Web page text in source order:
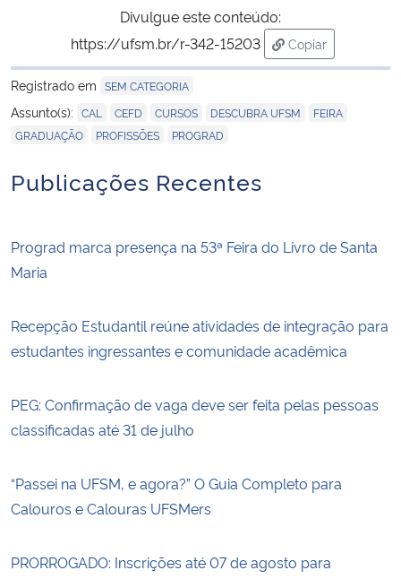
Divulgue este conteúdo:
https://ufsm.br/r-342-15203
Copiar
para área de
Registrado em SEM CATEGORIA
Assunto(s): CAL CEFD CURSOS DESCUBRA UFSM FEIRA
GRADUAÇÃO PROFISSÕES PROGRAD
Publicações Recentes
Prograd marca presença na 53ª Feira do Livro de Santa
Maria
Recepção Estudantil reúne atividades de integração para
estudantes ingressantes e comunidade acadêmica
PEG: Confirmação de vaga deve ser feita pelas pessoas
classificadas até 31 de julho
“Passei na UFSM, e agora?” O Guia Completo para
Calouros e Calouras UFSMers
PRORROGADO: Inscrições até 07 de agosto para